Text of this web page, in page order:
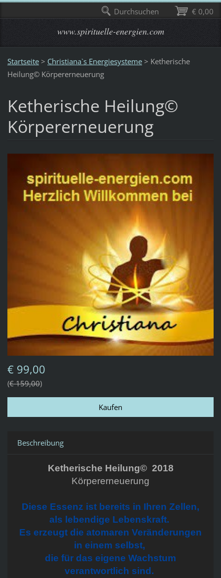
www.spirituelle-energien.com
Startseite > Christiana`s Energiesysteme > Ketherische
Heilung© Körpererneuerung
Ketherische Heilung©
Körpererneuerung
€ 99,00
€ 159,00
Beschreibung
Ketherische Heilung© 2018
Körpererneuerung
Diese Essenz ist bereits in Ihren Zellen,
als lebendige Lebenskraft.
Es erzeugt die atomaren Veränderungen
in einem selbst,
die für das eigene Wachstum
verantwortlich sind.
€ 0,00
Durchsuchen